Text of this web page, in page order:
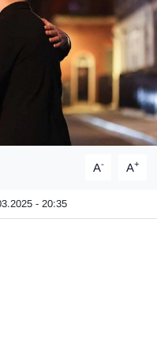
A- A+
- 20:35